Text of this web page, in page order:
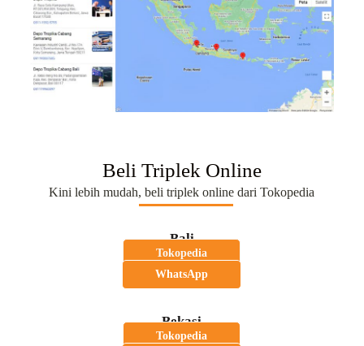
Beli Triplek Online
Kini lebih mudah, beli triplek online dari Tokopedia
Bali
Tokopedia
WhatsApp
Bekasi
Tokopedia